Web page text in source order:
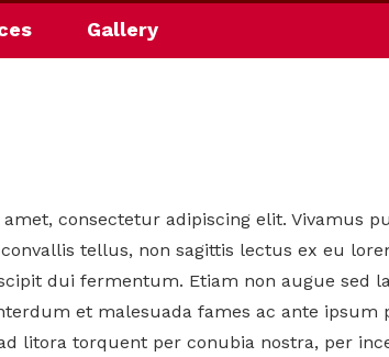
Gallery
consectetur adipiscing elit. Vivamus
tellus, non sagittis lectus ex eu
dui fermentum. Etiam non augue sed
et malesuada fames ac ante ipsum
litora torquent per conubia nostra, per